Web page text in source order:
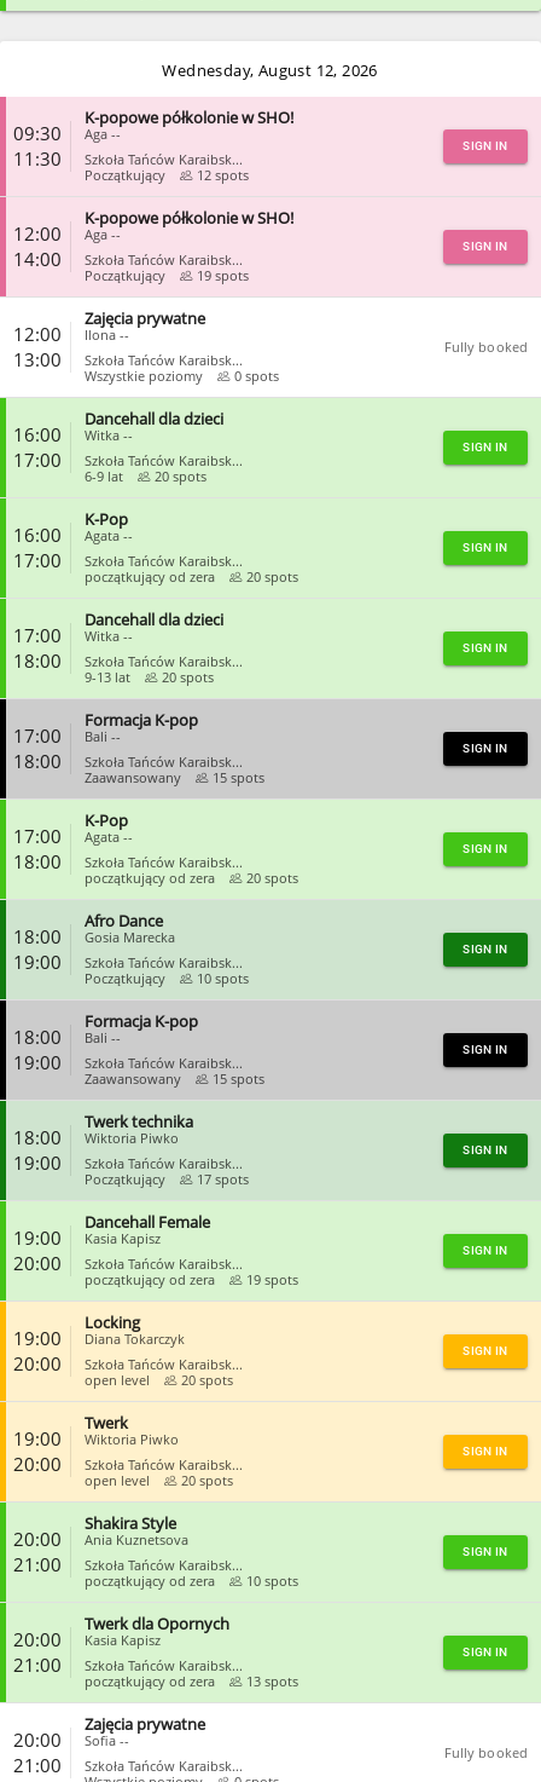
CLOSE
Wednesday, August 12, 2026
09:30
11:30
K-popowe półkolonie w SHO!
Aga --
Szkoła Tańców Karaibsk...
Początkujący
12 spots
SIGN IN
12:00
14:00
K-popowe półkolonie w SHO!
Aga --
Szkoła Tańców Karaibsk...
Początkujący
19 spots
SIGN IN
12:00
13:00
Zajęcia prywatne
Ilona --
Szkoła Tańców Karaibsk...
Wszystkie poziomy
0 spots
Fully booked
16:00
17:00
Dancehall dla dzieci
Witka --
Szkoła Tańców Karaibsk...
6-9 lat
20 spots
SIGN IN
16:00
17:00
K-Pop
Agata --
Szkoła Tańców Karaibsk...
początkujący od zera
20 spots
SIGN IN
17:00
18:00
Dancehall dla dzieci
Witka --
Szkoła Tańców Karaibsk...
9-13 lat
20 spots
SIGN IN
17:00
18:00
Formacja K-pop
Bali --
Szkoła Tańców Karaibsk...
Zaawansowany
15 spots
SIGN IN
17:00
18:00
K-Pop
Agata --
Szkoła Tańców Karaibsk...
początkujący od zera
20 spots
SIGN IN
18:00
19:00
Afro Dance
Gosia Marecka
Szkoła Tańców Karaibsk...
Początkujący
10 spots
SIGN IN
18:00
19:00
Formacja K-pop
Bali --
Szkoła Tańców Karaibsk...
Zaawansowany
15 spots
SIGN IN
18:00
19:00
Twerk technika
Wiktoria Piwko
Szkoła Tańców Karaibsk...
Początkujący
17 spots
SIGN IN
19:00
20:00
Dancehall Female
Kasia Kapisz
Szkoła Tańców Karaibsk...
początkujący od zera
19 spots
SIGN IN
19:00
20:00
Locking
Diana Tokarczyk
Szkoła Tańców Karaibsk...
open level
20 spots
SIGN IN
19:00
20:00
Twerk
Wiktoria Piwko
Szkoła Tańców Karaibsk...
open level
20 spots
SIGN IN
20:00
21:00
Shakira Style
Ania Kuznetsova
Szkoła Tańców Karaibsk...
początkujący od zera
10 spots
SIGN IN
20:00
21:00
Twerk dla Opornych
Kasia Kapisz
Szkoła Tańców Karaibsk...
początkujący od zera
13 spots
SIGN IN
20:00
21:00
Zajęcia prywatne
Sofia --
Szkoła Tańców Karaibsk...
Fully booked